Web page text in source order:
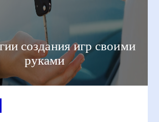
создания игр своими
руками